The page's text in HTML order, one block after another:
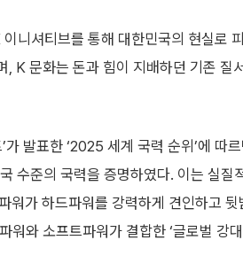
니셔티브를 통해 대한민국의 현실로
K 문화는 돈과 힘이 지배하던 기존 질
발표한 ‘2025 세계 국력 순위’에 따
수준의 국력을 증명하였다. 이는 실질
워가 하드파워를 강력하게 견인하고
와 소프트파워가 결합한 ‘글로벌 강